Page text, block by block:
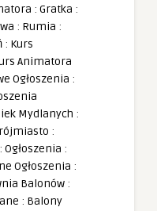
: Gratka :
: Rumia :
: Kurs
Animatora
Ogłoszenia :
Mydlanych :
:
: Ogłoszenia :
Ogłoszenia :
Balonów :
: Balony